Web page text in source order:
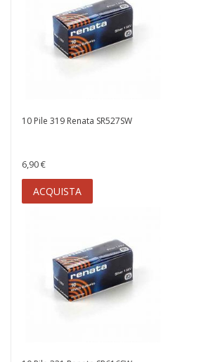
10 Pile 319 Renata SR527SW
6,90 €
ACQUISTA